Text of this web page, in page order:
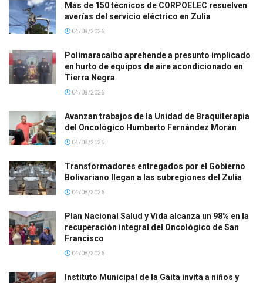
Más de 150 técnicos de CORPOELEC resuelven
averías del servicio eléctrico en Zulia
04/08/2026
Polimaracaibo aprehende a presunto implicado
en hurto de equipos de aire acondicionado en
Tierra Negra
04/08/2026
Avanzan trabajos de la Unidad de Braquiterapia
del Oncológico Humberto Fernández Morán
04/08/2026
Transformadores entregados por el Gobierno
Bolivariano llegan a las subregiones del Zulia
04/08/2026
Plan Nacional Salud y Vida alcanza un 98% en la
recuperación integral del Oncológico de San
Francisco
04/08/2026
Instituto Municipal de la Gaita invita a niños y